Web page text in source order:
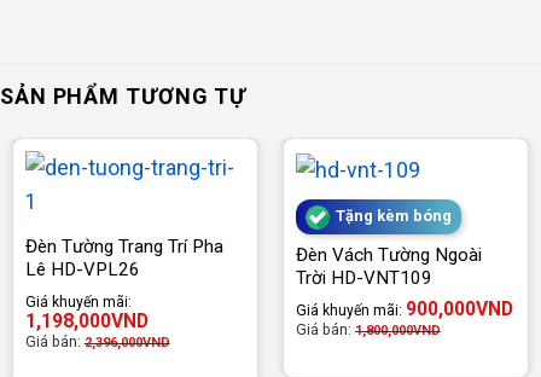
SẢN PHẨM TƯƠNG TỰ
Đèn Tường Trang Trí Pha
Lê HD-VPL26
Giá khuyến mãi:
1,198,000VND
Giá bán:2,396,000VND
Tặng kèm bóng
Đèn Vách Tường Ngoài
Trời HD-VNT109
Giá khuyến mãi: 900,000VND
Giá bán:1,800,000VND